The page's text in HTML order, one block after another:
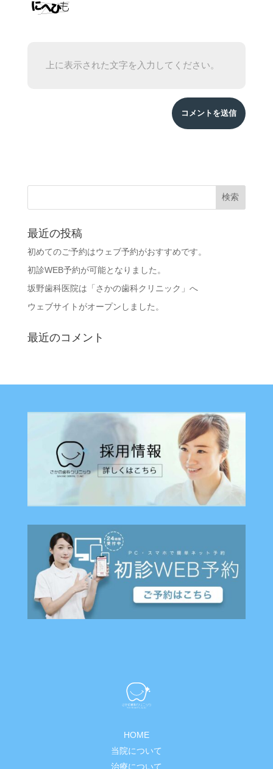
最近の投稿
初めてのご予約はウェブ予約がおすすめです。
初診WEB予約が可能となりました。
坂野歯科医院は「さかの歯科クリニック」へ
ウェブサイトがオープンしました。
最近のコメント
HOME
当院について
治療について